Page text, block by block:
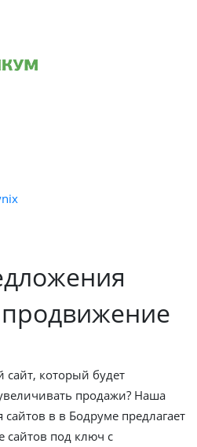
сайт, который будет
продажи? Наша
в в Бодруме предлагает
сайтов под ключ с